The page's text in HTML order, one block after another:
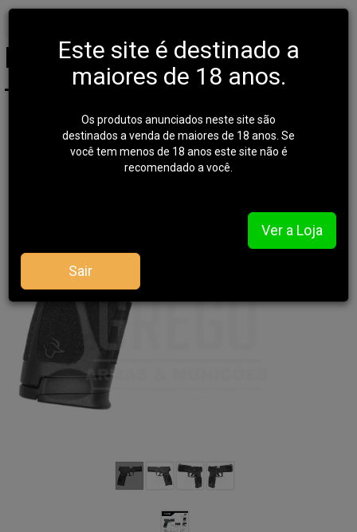
Pistola Taurus G3 T.O.R.O.
- Tenox .38 TPC
Este site é destinado a
maiores de 18 anos.
Os produtos anunciados neste site são
destinados a venda de maiores de 18 anos. Se
você tem menos de 18 anos este site não é
recomendado a você.
Ver a Loja
Sair